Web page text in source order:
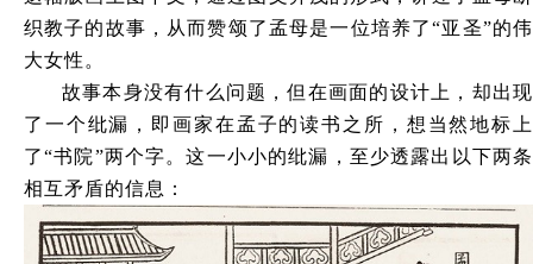
织教子的故事，从而赞颂了孟母是一位培养了“亚圣”的伟
大女性。
故事本身没有什么问题，但在画面的设计上，却出现
了一个纰漏，即画家在孟子的读书之所，想当然地标上
了“书院”两个字。这一小小的纰漏，至少透露出以下两条
相互矛盾的信息：